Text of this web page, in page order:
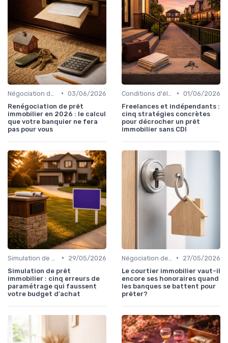
• 03/06/2026
Renégociation de prêt
immobilier en 2026 : le calcul
que votre banquier ne fera
pas pour vous
• 01/06/2026
Freelances et indépendants :
cinq stratégies concrètes
pour décrocher un prêt
immobilier sans CDI
•
29/05/2026
Simulation de prêt
immobilier : cinq erreurs de
paramétrage qui faussent
votre budget d'achat
•
27/05/2026
Le courtier immobilier vaut-il
encore ses honoraires quand
les banques se battent pour
prêter?